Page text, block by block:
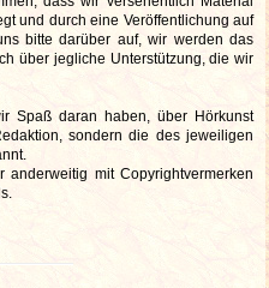
und durch eine Veröffentlichung auf
bitte darüber auf, wir werden das
über jegliche Unterstützung, die wir
Spaß daran haben, über Hörkunst
sondern die des jeweiligen
mit Copyrightvermerken